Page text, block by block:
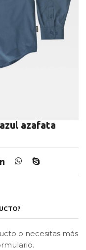
azafata
o necesitas más